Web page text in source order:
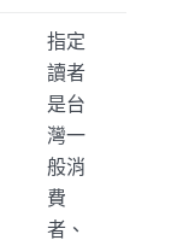
指定
讀者
是台
灣一
般消
費
者、